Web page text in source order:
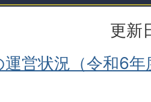
更新
運営状況（令和6